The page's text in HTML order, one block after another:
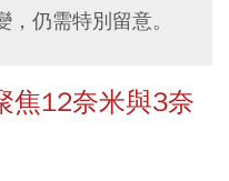
仍需特別留意。
焦12奈米與3奈